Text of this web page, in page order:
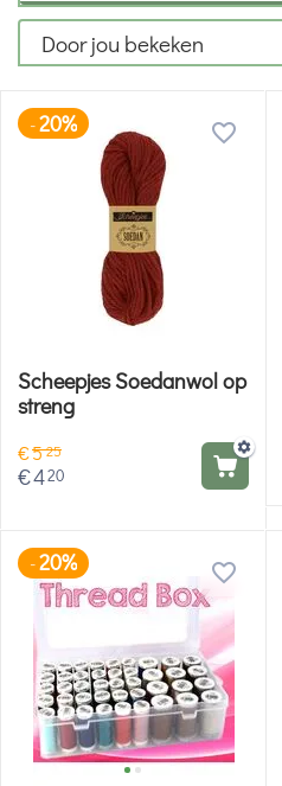
Door jou bekeken
-20%
Scheepjes Soedanwol op
streng
€525
€420
-20%